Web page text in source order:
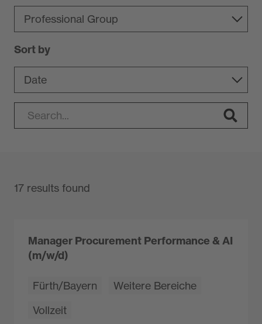
Sort by
17 results found
Manager Procurement Performance & AI
(m/w/d)
Fürth/Bayern
Weitere Bereiche
Vollzeit